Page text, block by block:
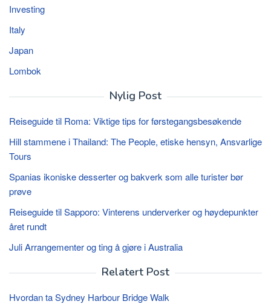
Investing
Italy
Japan
Lombok
Nylig Post
Reiseguide til Roma: Viktige tips for førstegangsbesøkende
Hill stammene i Thailand: The People, etiske hensyn, Ansvarlige
Tours
Spanias ikoniske desserter og bakverk som alle turister bør
prøve
Reiseguide til Sapporo: Vinterens underverker og høydepunkter
året rundt
Juli Arrangementer og ting å gjøre i Australia
Relatert Post
Hvordan ta Sydney Harbour Bridge Walk